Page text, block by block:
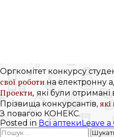
Оргкомітет конкурсу
свої роботи на електронну
Проекти, які були
Прізвища конкурсантів,
З повагою КОНЕКС.
Posted in Всі аптекиLeave
Пошук: